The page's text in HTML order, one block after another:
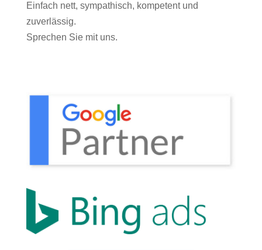
Einfach nett, sympathisch, kompetent und
zuverlässig.
Sprechen Sie mit uns.